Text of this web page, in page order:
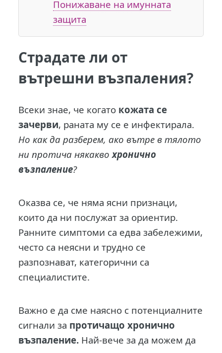
Понижаване на имунната
защита
Страдате ли от
вътрешни възпаления?
Всеки знае, че когато кожата се
зачерви, раната му се е инфектирала.
Но как да разберем, ако вътре в тялото
ни протича някаквохронично
възпаление?
Оказва се, че няма ясни признаци,
които да ни послужат за ориентир.
Ранните симптоми са едва забележими,
често са неясни и трудно се
разпознават, категорични са
специалистите.
Важно е да сме наясно с потенциалните
сигнали за протичащо хронично
възпаление. Най-вече за да можем да